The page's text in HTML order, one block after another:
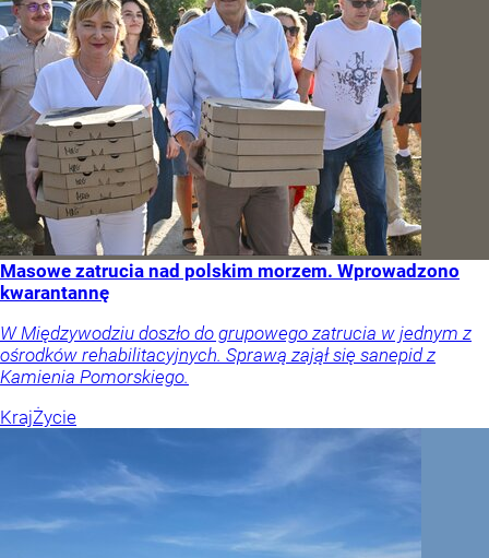
Masowe zatrucia nad polskim morzem. Wprowadzono
kwarantannę
W Międzywodziu doszło do grupowego zatrucia w jednym z
ośrodków rehabilitacyjnych. Sprawą zajął się sanepid z
Kamienia Pomorskiego.
KrajŻycie